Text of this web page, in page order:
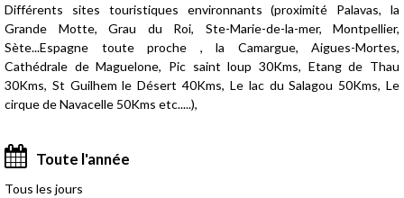
Différents sites touristiques environnants (proximité Palavas, la
Grande Motte, Grau du Roi, Ste-Marie-de-la-mer, Montpellier,
Sète...Espagne toute proche , la Camargue, Aigues-Mortes,
Cathédrale de Maguelone, Pic saint loup 30Kms, Etang de Thau
30Kms, St Guilhem le Désert 40Kms, Le lac du Salagou 50Kms, Le
cirque de Navacelle 50Kms etc.....),
Toute l'année
Tous les jours